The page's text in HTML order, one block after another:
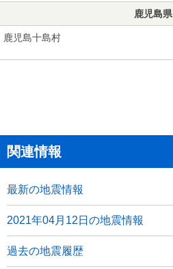
鹿児島県
鹿児島十島村
関連情報
最新の地震情報
2021年04月12日の地震情報
過去の地震履歴